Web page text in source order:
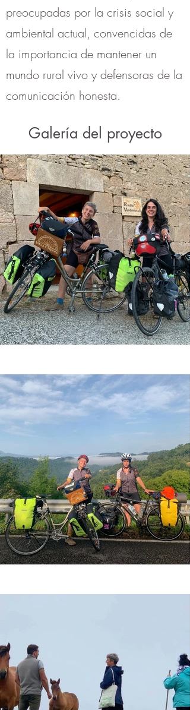
preocupadas por la crisis social y
ambiental actual, convencidas de
la importancia de mantener un
mundo rural vivo y defensoras de la
comunicación honesta.
Galería del proyecto